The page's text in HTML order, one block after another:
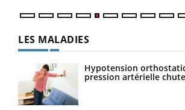
LES MALADIES
Hypotension
pression artérielle